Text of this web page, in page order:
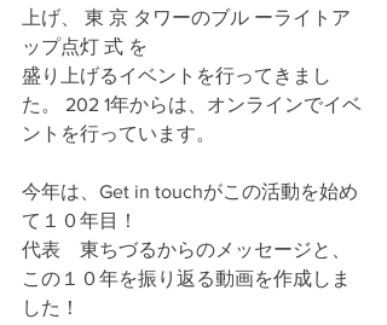
上げ、 東 京 タワーのブル ーライトア
ップ点灯 式 を
盛り上げるイベントを行ってきまし
た。 202 1年からは、オンラインでイベ
ントを行っています。
今年は、Get in touchがこの活動を始め
て１０年目！
代表　東ちづるからのメッセージと、
この１０年を振り返る動画を作成しま
した！